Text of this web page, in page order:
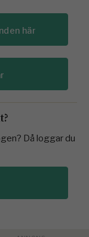
här
Då loggar du